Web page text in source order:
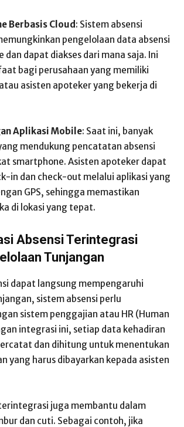
Berbasis Cloud : Sistem absensi
pengelolaan data absensi
dapat diakses dari mana saja. Ini
bagi perusahaan yang memiliki
asisten apoteker yang bekerja di
Aplikasi Mobile: Saat ini, banyak
mendukung pencatatan absensi
smartphone. Asisten apoteker dapat
in dan check-out melalui aplikasi yang
GPS, sehingga memastikan
di lokasi yang tepat.
Absensi Terintegrasi
Tunjangan
dapat langsung mempengaruhi
sistem absensi perlu
sistem penggajian atau HR (Human
integrasi ini, setiap data kehadiran
dan dihitung untuk menentukan
yang harus dibayarkan kepada asisten
juga membantu dalam
dan cuti. Sebagai contoh, jika